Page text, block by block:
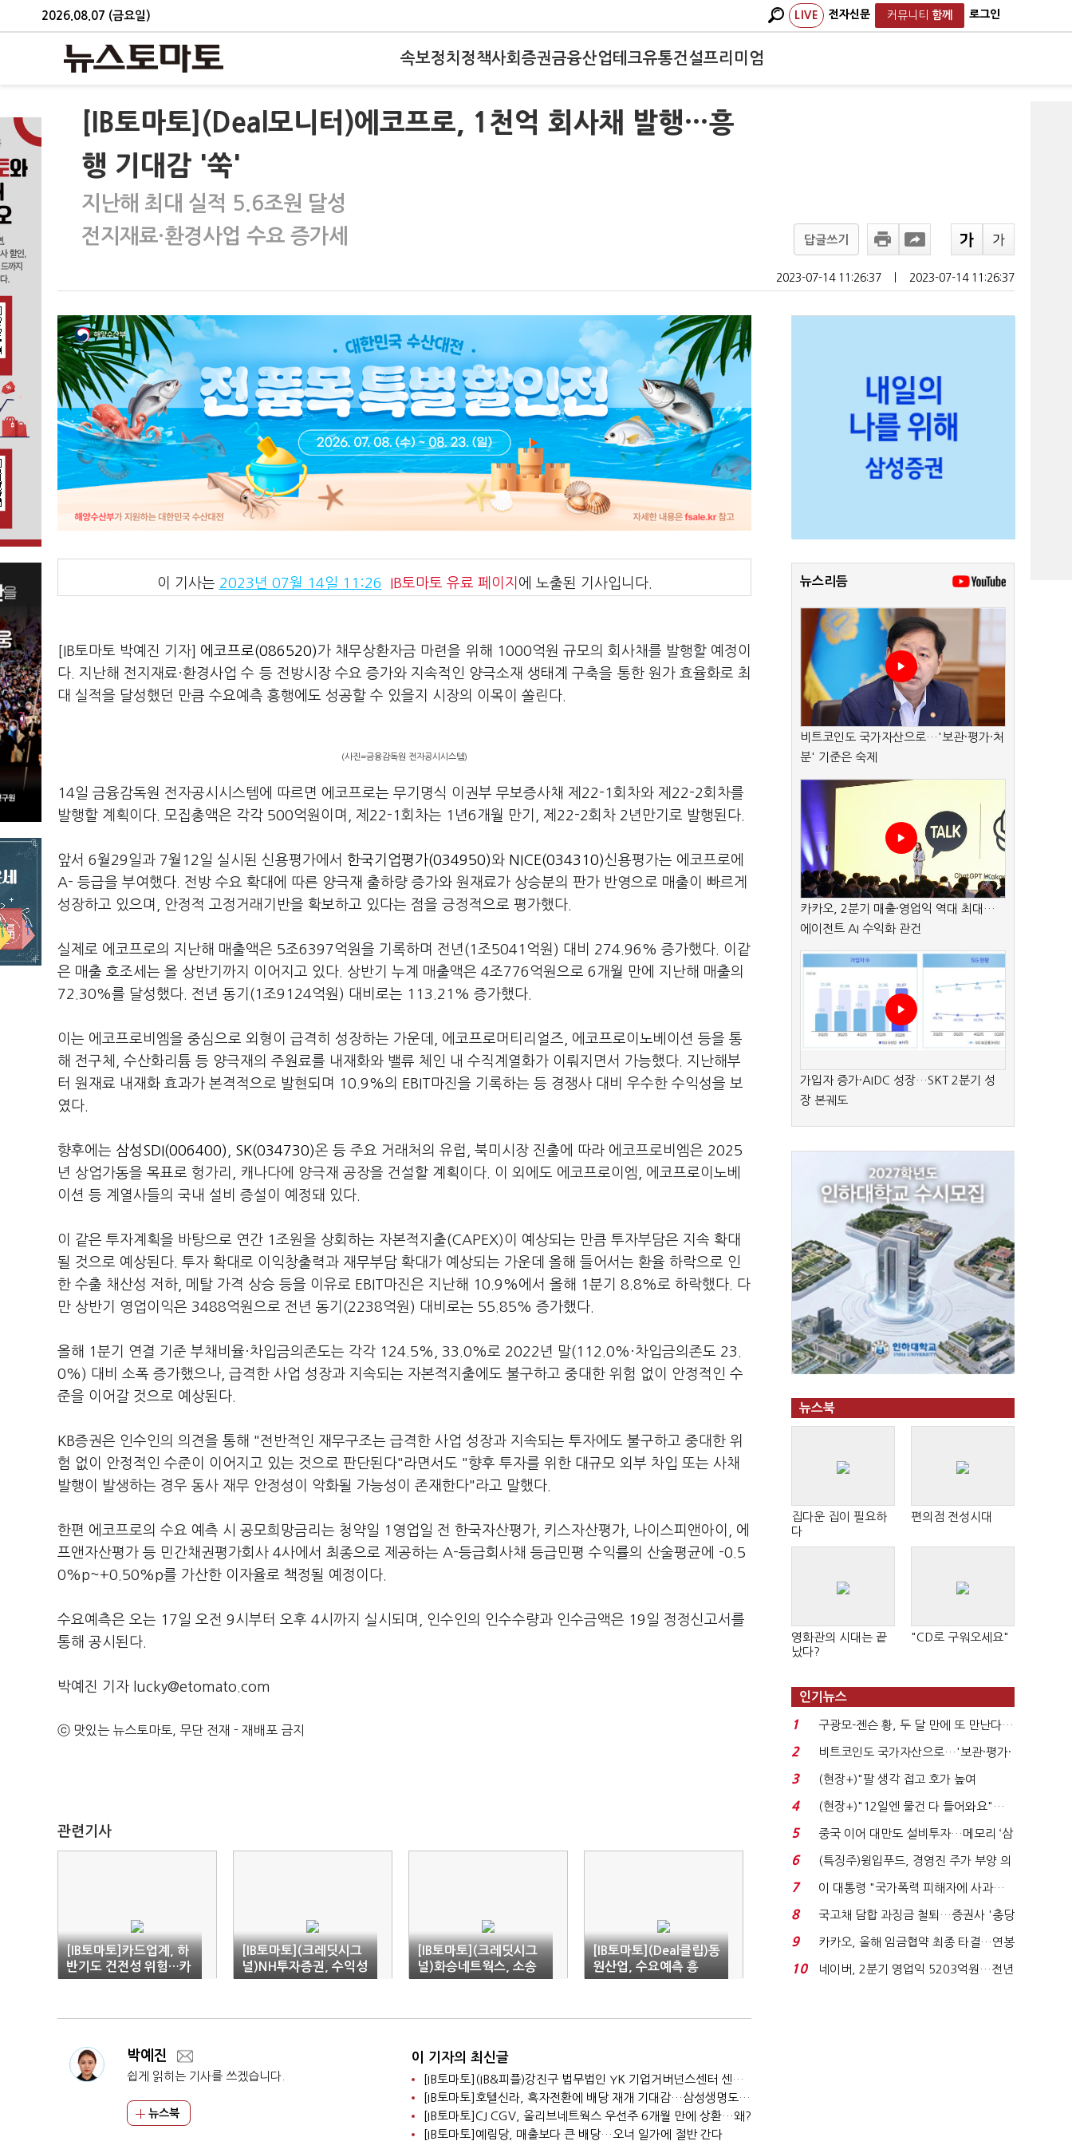
2026.08.07 (금요일) LIVE 전자신문 커뮤니티 함께 로그인
속보정치 정책사회 증권금융산업테크유통건설프리미엄
[IB토마토](Deal모니터)에코프로, 1천억 회사채 발행…흥
행 기대감 '쑥'
지난해 최대 실적 5.6조원 달성
전지재료·환경사업 수요 증가세
답글쓰기
2023-07-14 11:26:37 2023-07-14 11:26:37
이 기사는 2023년 07월 14일 11:26 IB토마토 유료 페이지 에 노출된 기사입니다.
[IB토마토 박예진 기자] 에코프로(086520)가 채무상환자금 마련을 위해 1000억원 규모의 회사채를 발행할 예정이
다. 지난해 전지재료·환경사업 수 등 전방시장 수요 증가와 지속적인 양극소재 생태계 구축을 통한 원가 효율화로 최
대 실적을 달성했던 만큼 수요예측 흥행에도 성공할 수 있을지 시장의 이목이 쏠린다.
(사진=금융감독원 전자공시시스템)
14일 금융감독원 전자공시시스템에 따르면 에코프로는 무기명식 이권부 무보증사채 제22-1회차와 제22-2회차를
발행할 계획이다. 모집총액은 각각 500억원이며, 제22-1회차는 1년6개월 만기, 제22-2회차 2년만기로 발행된다.
앞서 6월29일과 7월12일 실시된 신용평가에서 한국기업평가(034950)와 NICE(034310)신용평가는 에코프로에
A- 등급을 부여했다. 전방 수요 확대에 따른 양극재 출하량 증가와 원재료가 상승분의 판가 반영으로 매출이 빠르게
성장하고 있으며, 안정적 고정거래기반을 확보하고 있다는 점을 긍정적으로 평가했다.
실제로 에코프로의 지난해 매출액은 5조6397억원을 기록하며 전년(1조5041억원) 대비 274.96% 증가했다. 이같
은 매출 호조세는 올 상반기까지 이어지고 있다. 상반기 누계 매출액은 4조776억원으로 6개월 만에 지난해 매출의
72.30%를 달성했다. 전년 동기(1조9124억원) 대비로는 113.21% 증가했다.
이는 에코프로비엠을 중심으로 외형이 급격히 성장하는 가운데, 에코프로머티리얼즈, 에코프로이노베이션 등을 통
해 전구체, 수산화리튬 등 양극재의 주원료를 내재화와 밸류 체인 내 수직계열화가 이뤄지면서 가능했다. 지난해부
터 원재료 내재화 효과가 본격적으로 발현되며 10.9%의 EBIT마진을 기록하는 등 경쟁사 대비 우수한 수익성을 보
였다.
향후에는 삼성SDI(006400) SK(034730)온 등 주요 거래처의 유럽, 북미시장 진출에 따라 에코프로비엠은 2025
년 상업가동을 목표로 헝가리, 캐나다에 양극재 공장을 건설할 계획이다. 이 외에도 에코프로이엠, 에코프로이노베
이션 등 계열사들의 국내 설비 증설이 예정돼 있다.
이 같은 투자계획을 바탕으로 연간 1조원을 상회하는 자본적지출(CAPEX)이 예상되는 만큼 투자부담은 지속 확대
될 것으로 예상된다. 투자 확대로 이익창출력과 재무부담 확대가 예상되는 가운데 올해 들어서는 환율 하락으로 인
한 수출 채산성 저하, 메탈 가격 상승 등을 이유로 EBIT마진은 지난해 10.9%에서 올해 1분기 8.8%로 하락했다. 다
만 상반기 영업이익은 3488억원으로 전년 동기(2238억원) 대비로는 55.85% 증가했다.
올해 1분기 연결 기준 부채비율·차입금의존도는 각각 124.5%, 33.0%로 2022년 말(112.0%·차입금의존도 23.
0%) 대비 소폭 증가했으나, 급격한 사업 성장과 지속되는 자본적지출에도 불구하고 중대한 위험 없이 안정적인 수
준을 이어갈 것으로 예상된다.
KB증권은 인수인의 의견을 통해 "전반적인 재무구조는 급격한 사업 성장과 지속되는 투자에도 불구하고 중대한 위
험 없이 안정적인 수준이 이어지고 있는 것으로 판단된다"라면서도 "향후 투자를 위한 대규모 외부 차입 또는 사채
발행이 발생하는 경우 동사 재무 안정성이 악화될 가능성이 존재한다"라고 말했다.
한편 에코프로의 수요 예측 시 공모희망금리는 청약일 1영업일 전 한국자산평가, 키스자산평가, 나이스피앤아이, 에
프앤자산평가 등 민간채권평가회사 4사에서 최종으로 제공하는 A-등급회사채 등급민평 수익률의 산술평균에 -0.5
0%p~+0.50%p를 가산한 이자율로 책정될 예정이다.
수요예측은 오는 17일 오전 9시부터 오후 4시까지 실시되며, 인수인의 인수수량과 인수금액은 19일 정정신고서를
통해 공시된다.
박예진 기자 lucky@etomato.com
ⓒ 맛있는 뉴스토마토, 무단 전재 - 재배포 금지
관련기사
[IB토마토]카드업계, 하
반기도 건전성 위험…카
드대출·리볼빙 '예의주
[IB토마토](크레딧시그
널)NH투자증권, 수익성
·건전성 두 마리 토끼 잡
[IB토마토](크레딧시그
널)화승네트웍스, 소송
승소로 신용등급 전망
[IB토마토](Deal클립)동
원산업, 수요예측 흥
행…외형성장 덕 운영자
박예진
쉽게 읽히는 기사를 쓰겠습니다.
뉴스북
이 기자의 최신글
[IB토마토](IB&피플)강진구 법무법인 YK 기업거버넌스센터 센터장
[IB토마토]호텔신라, 흑자전환에 배당 재개 기대감…삼성생명도 웃을까
[IB토마토]CJ CGV, 올리브네트웍스 우선주 6개월 만에 상환…왜?
[IB토마토]예림당, 매출보다 큰 배당…오너 일가에 절반 간다
뉴스리듬
비트코인도 국가자산으로…'보관·평가·처
분' 기준은 숙제
카카오, 2분기 매출·영업익 역대 최대…
에이전트 AI 수익화 관건
가입자 증가·AIDC 성장…SKT 2분기 성
장 본궤도
뉴스북
집다운 집이 필요하
다
편의점 전성시대
영화관의 시대는 끝
났다?
"CD로 구워오세요"
인기뉴스
1
구광모-젠슨 황, 두 달 만에 또 만난다…
로봇·AI 등 논...
2
비트코인도 국가자산으로…'보관·평가·
처분' 기준은 ...
3
(현장+)"팔 생각 접고 호가 높여
요"…'덜 똘똘한 한 채' 20...
4
(현장+)"12일엔 물건 다 들어와요"…
빈 매대 채우며 문 연 ...
5
중국 이어 대만도 설비투자…메모리 ‘삼
국전쟁’
6
(특징주)윙입푸드, 경영진 주가 부양 의
지에 상한가...
7
이 대통령 "국가폭력 피해자에 사과…
적극적 조사로 진...
8
국고채 담합 과징금 철퇴…증권사 '충당
금 폭탄' 우려...
9
카카오, 올해 임금협약 최종 타결…연봉
6.3% 인상·격려...
10
네이버, 2분기 영업익 5203억원…전년